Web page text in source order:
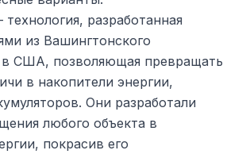
разработанная
из Вашингтонского
в США, позволяющая превращать
в накопители энергии,
Они разработали
любого объекта в
покрасив его